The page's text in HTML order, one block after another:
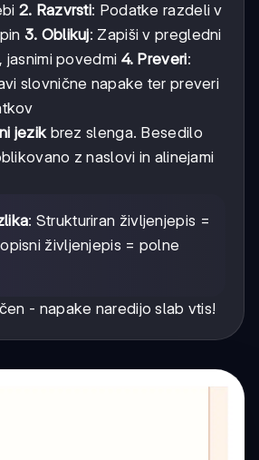
2. Razvrsti: Podatke razdeli v
3. Oblikuj: Zapiši v pregledni
jasnimi povedmi 4. Preveri:
slovnične napake ter preveri
jezikbrez slenga. Besedilo
z naslovi in alinejami
: Strukturiran življenjepis =
življenjepis = polne
- napake naredijo slab vtis!